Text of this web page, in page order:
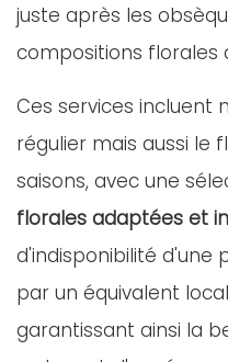
juste après les
compositions florales
Ces services incluent
régulier mais aussi le
saisons, avec une
florales adaptées et
d'indisponibilité d'une
par un équivalent
garantissant ainsi la